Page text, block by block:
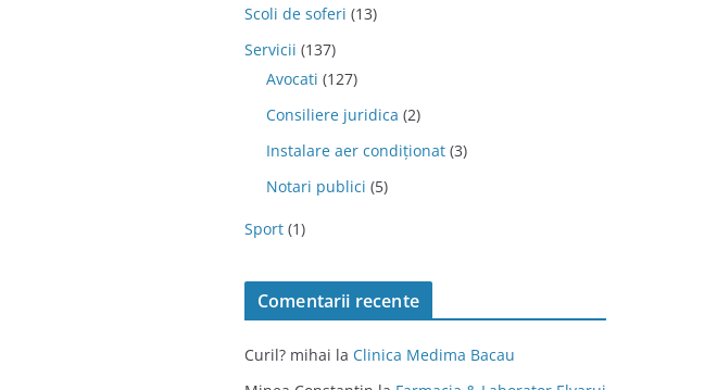
Scoli de soferi (13)
Servicii (137)
Avocati (127)
Consiliere juridica (2)
Instalare aer condiționat (3)
Notari publici (5)
Sport (1)
Comentarii recente
Curil? mihai la Clinica Medima Bacau